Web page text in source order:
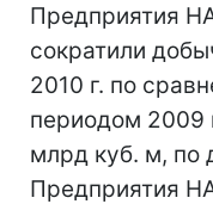
Предприятия
сократили
2010 г. по
периодом 2009
млрд куб. м, по
Предприятия